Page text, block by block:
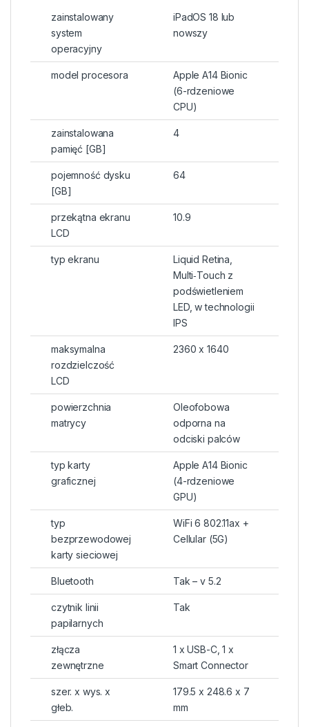
zainstalowany
system
operacyjny
iPadOS 18 lub
nowszy
model procesora
Apple A14 Bionic
(6-rdzeniowe
CPU)
zainstalowana
pamięć [GB]
4
pojemność dysku
[GB]
64
przekątna ekranu
LCD
10.9
typ ekranu
Liquid Retina,
Multi‑Touch z
podświetleniem
LED, w technologii
IPS
maksymalna
rozdzielczość
LCD
2360 x 1640
powierzchnia
matrycy
Oleofobowa
odporna na
odciski palców
typ karty
graficznej
Apple A14 Bionic
(4-rdzeniowe
GPU)
typ
bezprzewodowej
karty sieciowej
WiFi 6 802.11ax +
Cellular (5G)
Bluetooth Tak – v 5.2
czytnik linii
papilarnych
Tak
złącza
zewnętrzne
1 x USB-C, 1 x
Smart Connector
szer. x wys. x
głeb.
179.5 x 248.6 x 7
mm